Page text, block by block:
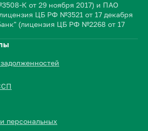
К от 29 ноября 2017) и ПАО
ЦБ РФ №3521 от 17 декабря
(лицензия ЦБ РФ №2268 от 17
персональных